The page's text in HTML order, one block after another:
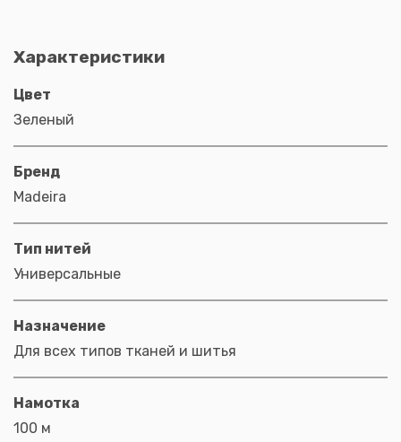
Характеристики
Цвет
Зеленый
Бренд
Madeira
Тип нитей
Универсальные
Назначение
Для всех типов тканей и шитья
Намотка
100 м